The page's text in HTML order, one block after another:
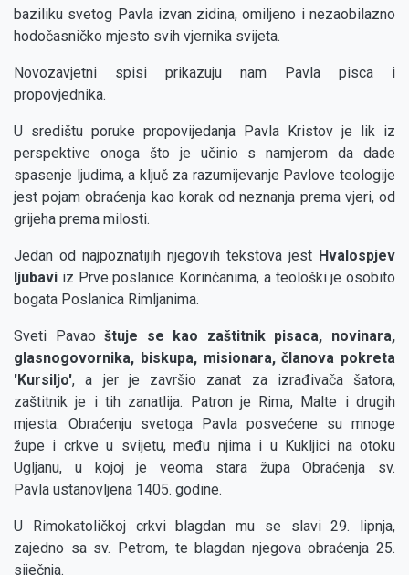
baziliku svetog Pavla izvan zidina, omiljeno i nezaobilazno
hodočasničko mjesto svih vjernika svijeta.
Novozavjetni spisi prikazuju nam Pavla pisca i
propovjednika.
U središtu poruke propovijedanja Pavla Kristov je lik iz
perspektive onoga što je učinio s namjerom da dade
spasenje ljudima, a ključ za razumijevanje Pavlove teologije
jest pojam obraćenja kao korak od neznanja prema vjeri, od
grijeha prema milosti.
Jedan od najpoznatijih njegovih tekstova jest Hvalospjev
ljubavi iz Prve poslanice Korinćanima, a teološki je osobito
bogata Poslanica Rimljanima.
Sveti Pavaoštuje se kao zaštitnik pisaca, novinara,
glasnogovornika, biskupa, misionara, članova pokreta
'Kursiljo', a jer je završio zanat za izrađivača šatora,
zaštitnik je i tih zanatlija. Patron je Rima, Malte i drugih
mjesta. Obraćenju svetoga Pavla posvećene su mnoge
župe i crkve u svijetu, među njima i u Kukljici na otoku
Ugljanu, u kojoj je veoma stara župa Obraćenja sv.
Pavla ustanovljena 1405. godine.
U Rimokatoličkoj crkvi blagdan mu se slavi 29. lipnja,
zajedno sa sv. Petrom, te blagdan njegova obraćenja 25.
siječnja.